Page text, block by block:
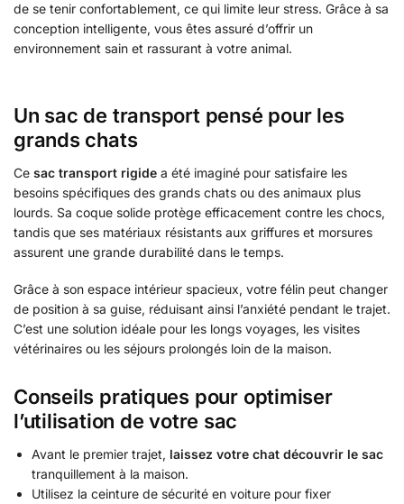
de se tenir confortablement, ce qui limite leur stress. Grâce à sa
conception intelligente, vous êtes assuré d’offrir un
environnement sain et rassurant à votre animal.
Un sac de transport pensé pour les
grands chats
Ce sac transport rigide a été imaginé pour satisfaire les
besoins spécifiques des grands chats ou des animaux plus
lourds. Sa coque solide protège efficacement contre les chocs,
tandis que ses matériaux résistants aux griffures et morsures
assurent une grande durabilité dans le temps.
Grâce à son espace intérieur spacieux, votre félin peut changer
de position à sa guise, réduisant ainsi l’anxiété pendant le trajet.
C’est une solution idéale pour les longs voyages, les visites
vétérinaires ou les séjours prolongés loin de la maison.
Conseils pratiques pour optimiser
l’utilisation de votre sac
Avant le premier trajet, laissez votre chat découvrir le sac
tranquillement à la maison.
Utilisez la ceinture de sécurité en voiture pour fixer